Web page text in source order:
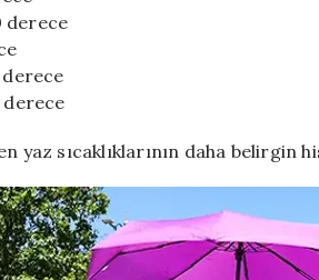
derece
derece
derece
yaz sıcaklıklarının daha belirgin